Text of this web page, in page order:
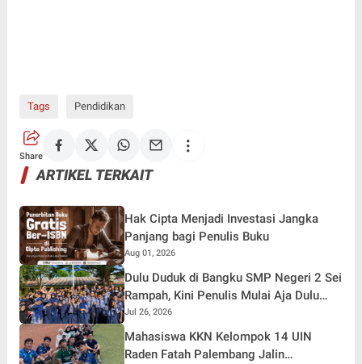
Tags Pendidikan
Share
ARTIKEL TERKAIT
Hak Cipta Menjadi Investasi Jangka
Panjang bagi Penulis Buku
Aug 01, 2026
Dulu Duduk di Bangku SMP Negeri 2 Sei
Rampah, Kini Penulis Mulai Aja Dulu
Ilham Febryan Kembali sebagai
Pemateri untuk Menginspirasi Generasi
Muda
Jul 26, 2026
Mahasiswa KKN Kelompok 14 UIN
Raden Fatah Palembang Jalin